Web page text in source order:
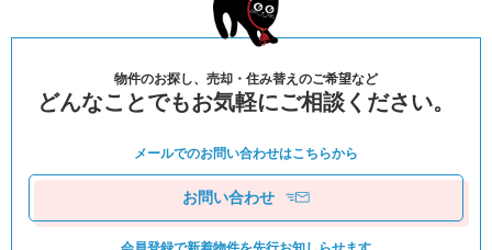
物件のお探し、売却・住み替えのご希望など
どんなことでもお気軽にご相談ください。
メールでのお問い合わせはこちらから
お問い合わせ